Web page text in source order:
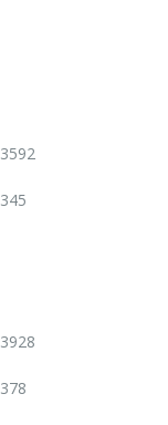
3592
345
3928
378